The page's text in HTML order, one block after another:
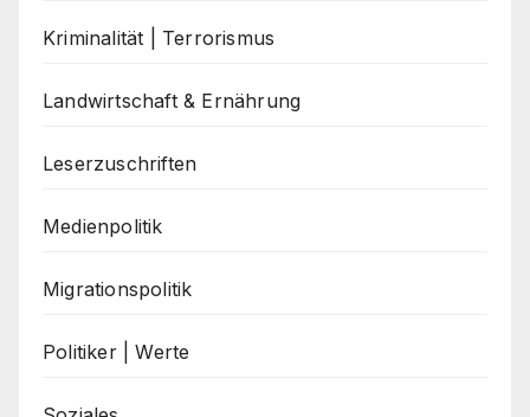
Kriminalität | Terrorismus
Landwirtschaft & Ernährung
Leserzuschriften
Medienpolitik
Migrationspolitik
Politiker | Werte